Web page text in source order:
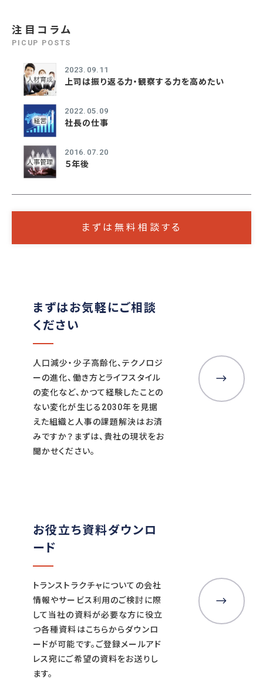
注目コラム
PICUP POSTS
2023.09.11
上司は振り返る力・観察する力を高めたい
2022.05.09
社長の仕事
2016.07.20
５年後
まずは無料相談する
まずはお気軽にご相談
ください
人口減少・少子高齢化、テクノロジ
ーの進化、働き方とライフスタイル
の変化など、かつて経験したことの
ない変化が生じる2030年を見据
えた組織と人事の課題解決はお済
みですか？まずは、貴社の現状をお
聞かせください。
お役立ち資料ダウンロ
ード
トランストラクチャについての会社
情報やサービス利用のご検討に際
して当社の資料が必要な方に役立
つ各種資料はこちらからダウンロ
ードが可能です。ご登録メールアド
レス宛にご希望の資料をお送りし
ます。